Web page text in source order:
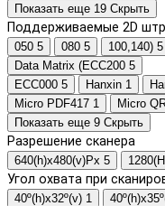
Показать еще 19 Скрыть
Поддерживаемые 2D
050 5 080 5 100,140) 5
Data Matrix (ECC200 5
ECC000 5 Hanxin 1
Micro PDF417 1 Micro
Показать еще 9 Скрыть
Разрешение сканера
640(h)х480(v)Px 5
Угол охвата при
40º(h)x32º(v) 1